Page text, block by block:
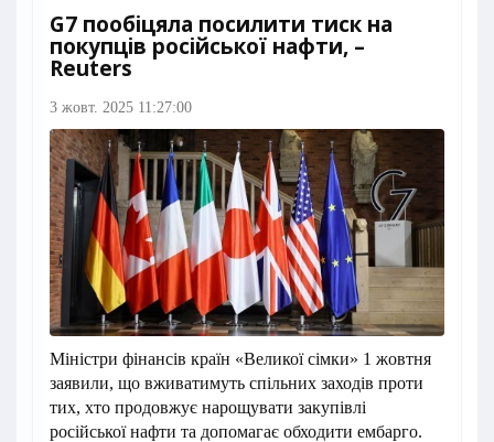
G7 пообіцяла посилити тиск на
покупців російської нафти, –
Reuters
3 жовт. 2025 11:27:00
Міністри фінансів країн «Великої сімки» 1 жовтня
заявили, що вживатимуть спільних заходів проти
тих, хто продовжує нарощувати закупівлі
російської нафти та допомагає обходити ембарго.